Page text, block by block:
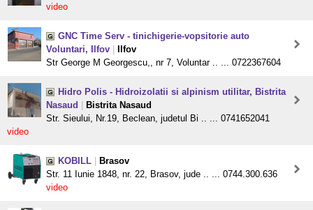
video
GNC Time Serv - tinichigerie-vopsitorie auto
Voluntari, Ilfov
Ilfov
Str George M Georgescu,, nr 7, Voluntar .. ... 0722367604
Hidro Polis - Hidroizolatii si alpinism utilitar, Bistrita
Nasaud
Bistrita Nasaud
Str. Sieului, Nr.19, Beclean, judetul Bi .. ... 0741652041
video
KOBILL
Brasov
Str. 11 Iunie 1848, nr. 22, Brasov, jude .. ... 0744.300.636
video